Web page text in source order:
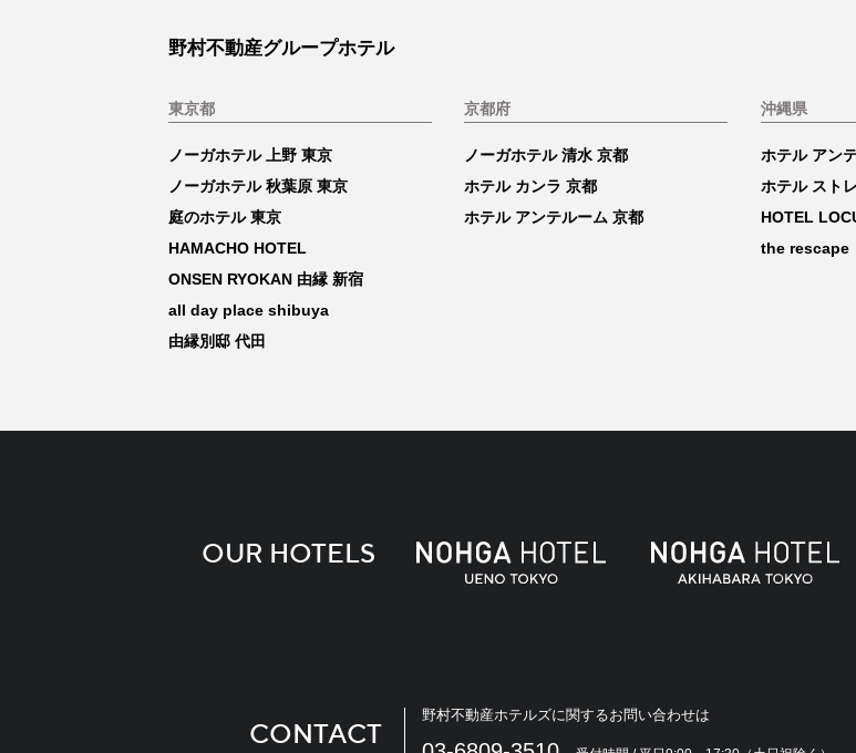
野村不動産グループホテル
東京都
ノーガホテル 上野 東京
ノーガホテル 秋葉原 東京
庭のホテル 東京
HAMACHO HOTEL
ONSEN RYOKAN 由縁 新宿
all day place shibuya
由縁別邸 代田
京都府
ノーガホテル 清水 京都
ホテル カンラ 京都
ホテル アンテルーム 京都
沖縄県
ホテル アン
ホテル スト
HOTEL
the rescape
OUR HOTELS
CONTACT
野村不動産ホテルズに関するお問い合わせは